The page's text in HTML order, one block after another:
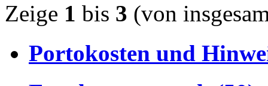
Zeige 1 bis 3 (von
Portokosten und